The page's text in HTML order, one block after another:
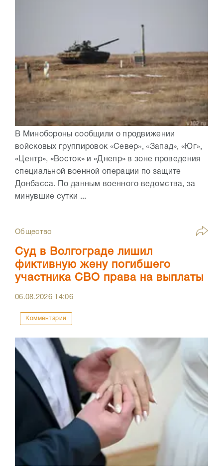
В Минобороны сообщили о продвижении
войсковых группировок «Север», «Запад», «Юг»,
«Центр», «Восток» и «Днепр» в зоне проведения
специальной военной операции по защите
Донбасса. По данным военного ведомства, за
минувшие сутки ...
Общество
Суд в Волгограде лишил
фиктивную жену погибшего
участника СВО права на выплаты
06.08.2026 14:06
Комментарии